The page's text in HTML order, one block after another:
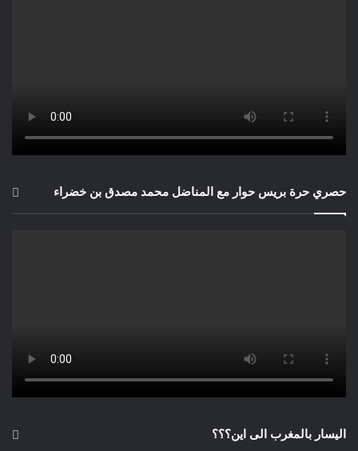
حصري حرة بريس حوار مع المناضل محمد مصدق بن خضراء
اليسار بالمغرب الى اين؟؟؟